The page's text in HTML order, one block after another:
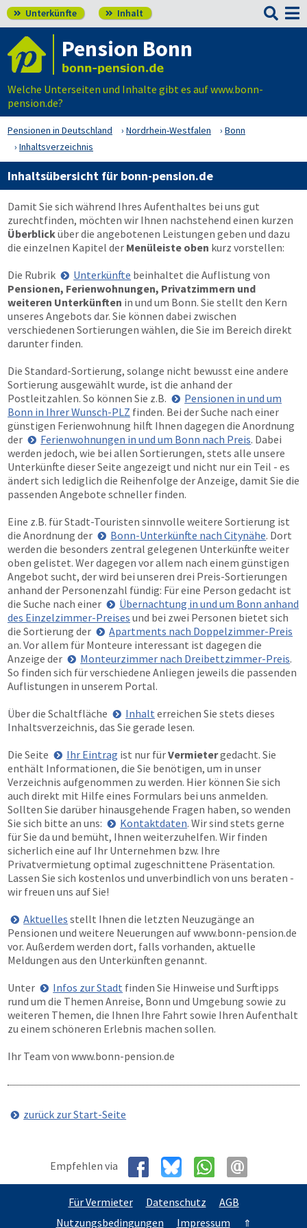
 Unterkünfte  Inhalt 
Pension Bonn
Welche Unterseiten und Inhalte gibt es auf www.bonn-
pension.de?
Pensionen in Deutschland Nordrhein-Westfalen
Bonn
Inhaltsverzeichnis
Inhaltsübersicht für bonn-pension.de
Damit Sie sich während Ihres Aufenthaltes bei uns gut
zurechtfinden, möchten wir Ihnen nachstehend einen kurzen
Überblicküber die angebotenen Leistungen geben und dazu
die einzelnen Kapitel der Menüleiste oben kurz vorstellen:
Die Rubrik
Unterkünfte beinhaltet die Auflistung von
Pensionen, Ferienwohnungen, Privatzimmern und
weiteren Unterkünften in und um Bonn. Sie stellt den Kern
unseres Angebots dar. Sie können dabei zwischen
verschiedenen Sortierungen wählen, die Sie im Bereich direkt
darunter finden.
Die Standard-Sortierung, solange nicht bewusst eine andere
Sortierung ausgewählt wurde, ist die anhand der
Postleitzahlen. So können Sie z.B.
Pensionen in und um
Bonn in Ihrer Wunsch-PLZ finden. Bei der Suche nach einer
günstigen Ferienwohnung hilft Ihnen dagegen die Anordnung
der
Ferienwohnungen in und um Bonn nach Preis. Dabei
werden jedoch, wie bei allen Sortierungen, stets alle unsere
Unterkünfte dieser Seite angezeigt und nicht nur ein Teil - es
ändert sich lediglich die Reihenfolge der Anzeige, damit Sie die
passenden Angebote schneller finden.
Eine z.B. für Stadt-Touristen sinnvolle weitere Sortierung ist
die Anordnung der
Bonn-Unterkünfte nach Citynähe. Dort
werden die besonders zentral gelegenen Unterkünfte weiter
oben gelistet. Wer dagegen vor allem nach einem günstigen
Angebot sucht, der wird bei unseren drei Preis-Sortierungen
anhand der Personenzahl fündig: Für eine Person gedacht ist
die Suche nach einer
Übernachtung in und um Bonn anhand
des Einzelzimmer-Preises und bei zwei Personen bietet sich
die Sortierung der
Apartments nach Doppelzimmer-Preis
an. Vor allem für Monteure interessant ist dagegen die
Anzeige der
Monteurzimmer nach Dreibettzimmer-Preis.
So finden sich für verschiedene Anliegen jeweils die passenden
Auflistungen in unserem Portal.
Über die Schaltfläche
Inhalt erreichen Sie stets dieses
Inhaltsverzeichnis, das Sie gerade lesen.
Die Seite
Ihr Eintrag ist nur fürVermietergedacht. Sie
enthält Informationen, die Sie benötigen, um in unser
Verzeichnis aufgenommen zu werden. Hier können Sie sich
auch direkt mit Hilfe eines Formulars bei uns anmelden.
Sollten Sie darüber hinausgehende Fragen haben, so wenden
Sie sich bitte an uns:
Kontaktdaten. Wir sind stets gerne
für Sie da und bemüht, Ihnen weiterzuhelfen. Wir finden
sicherlich eine auf Ihr Unternehmen bzw. Ihre
Privatvermietung optimal zugeschnittene Präsentation.
Lassen Sie sich kostenlos und unverbindlich von uns beraten -
wir freuen uns auf Sie!
Aktuelles stellt Ihnen die letzten Neuzugänge an
Pensionen und weitere Neuerungen aufwww.bonn-pension.de
vor. Außerdem werden dort, falls vorhanden, aktuelle
Meldungen aus den Unterkünften genannt.
Unter
Infos zur Stadt finden Sie Hinweise und Surftipps
rund um die Themen Anreise, Bonn und Umgebung sowie zu
weiteren Themen, die Ihnen Ihre Fahrt sowie Ihren Aufenthalt
zu einem schöneren Erlebnis machen sollen.
Ihr Team von www.bonn-pension.de
zurück zur Start-Seite
Empfehlen via
Für Vermieter Datenschutz
AGB
Nutzungsbedingungen
Impressum ⇑